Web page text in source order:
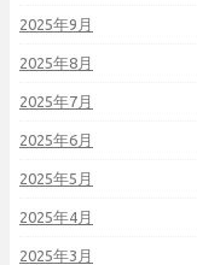
2025年9月
2025年8月
2025年7月
2025年6月
2025年5月
2025年4月
2025年3月